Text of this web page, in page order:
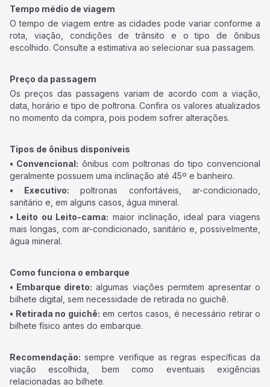
Tempo médio de viagem
O tempo de viagem entre as cidades pode variar conforme a
rota, viação, condições de trânsito e o tipo de ônibus
escolhido. Consulte a estimativa ao selecionar sua passagem.
Preço da passagem
Os preços das passagens variam de acordo com a viação,
data, horário e tipo de poltrona. Confira os valores atualizados
no momento da compra, pois podem sofrer alterações.
Tipos de ônibus disponíveis
• Convencional: ônibus com poltronas do tipo convencional
geralmente possuem uma inclinação até 45º e banheiro.
• Executivo: poltronas confortáveis, ar-condicionado,
sanitário e, em alguns casos, água mineral.
• Leito ou Leito-cama: maior inclinação, ideal para viagens
mais longas, com ar-condicionado, sanitário e, possivelmente,
água mineral.
Como funciona o embarque
• Embarque direto: algumas viações permitem apresentar o
bilhete digital, sem necessidade de retirada no guichê.
• Retirada no guichê: em certos casos, é necessário retirar o
bilhete físico antes do embarque.
Recomendação: sempre verifique as regras específicas da
viação escolhida, bem como eventuais exigências
relacionadas ao bilhete.